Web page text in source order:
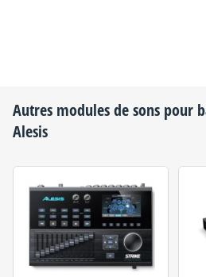
Autres modules de sons pour
Alesis